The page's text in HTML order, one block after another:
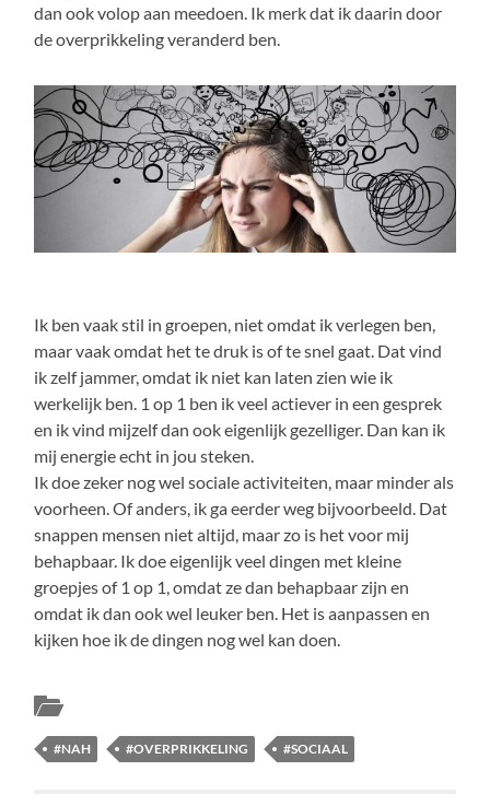
dan ook volop aan meedoen. Ik merk dat ik daarin door
de overprikkeling veranderd ben.
Ik ben vaak stil in groepen, niet omdat ik verlegen ben,
maar vaak omdat het te druk is of te snel gaat. Dat vind
ik zelf jammer, omdat ik niet kan laten zien wie ik
werkelijk ben. 1 op 1 ben ik veel actiever in een gesprek
en ik vind mijzelf dan ook eigenlijk gezelliger. Dan kan ik
mij energie echt in jou steken.
Ik doe zeker nog wel sociale activiteiten, maar minder als
voorheen. Of anders, ik ga eerder weg bijvoorbeeld. Dat
snappen mensen niet altijd, maar zo is het voor mij
behapbaar. Ik doe eigenlijk veel dingen met kleine
groepjes of 1 op 1, omdat ze dan behapbaar zijn en
omdat ik dan ook wel leuker ben. Het is aanpassen en
kijken hoe ik de dingen nog wel kan doen.
#NAH #OVERPRIKKELING #SOCIAAL